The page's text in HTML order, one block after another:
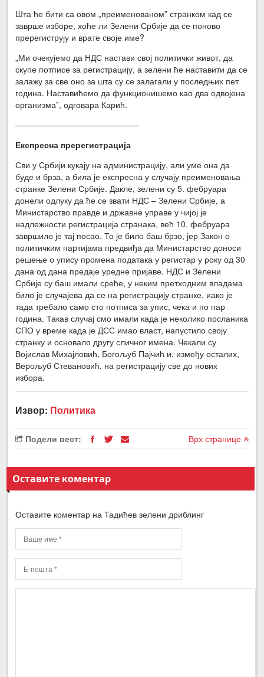
Шта ће бити са овом „преименованом” странком кад се
заврше изборе, хоће ли Зелени Србије да се поново
пререгиструју и врате своје име?
„Ми очекујемо да НДС настави свој политички живот, да
скупе потписе за регистрацију, а зелени ће наставити да се
залажу за све оно за шта су се залагали у последњих пет
година. Наставићемо да функционишемо као два одвојена
организма”, одговара Карић.
———————————————
Експресна пререгистрација
Сви у Србији кукају на администрацију, али уме она да
буде и брза, а била је експресна у случају преименовања
странке Зелени Србије. Дакле, зелени су 5. фебруара
донели одлуку да ће се звати НДС – Зелени Србије, а
Министарство правде и државне управе у чијој је
надлежности регистрација странака, већ 10. фебруара
завршило је тај посао. То је било баш брзо, јер Закон о
политичким партијама предвиђа да Министарство доноси
решење о упису промена података у регистар у року од 30
дана од дана предаје уредне пријаве. НДС и Зелени
Србије су баш имали среће, у неким претходним владама
било је случајева да се на регистрацију странке, иако је
тада требало само сто потписа за упис, чека и по пар
година. Такав случај смо имали када је неколико посланика
СПО у време када је ДСС имао власт, напустило своју
странку и основало другу сличног имена. Чекали су
Војислав Михајловић, Богољуб Пајчић и, између осталих,
Верољуб Стевановић, на регистрацију све до нових
избора.
Извор: Политика
Подели вест: Врх странице
Оставите коментар
Оставите коментар на Тадићев зелени дриблинг